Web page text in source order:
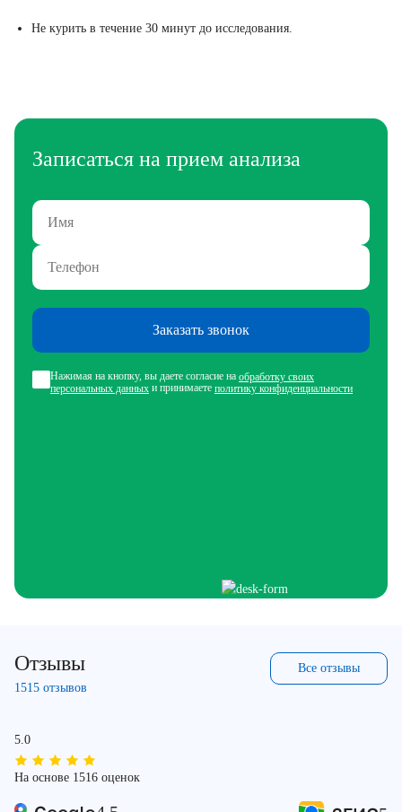
Не курить в течение 30 минут до исследования.
Записаться на прием анализа
Заказать звонок
Нажимая на кнопку, вы даете согласие на обработку своих
персональных данных и принимаете политику конфиденциальности
Отзывы
1515 отзывов
Все отзывы
5.0
На основе 1516 оценок